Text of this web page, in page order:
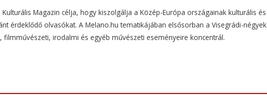
Magazin célja, hogy kiszolgálja a Közép-Európa országainak kulturális és
érdeklődő olvasókat. A Melano.hu tematikájában elsősorban a Visegrádi-négyek
filmművészeti, irodalmi és egyéb művészeti eseményeire koncentrál.